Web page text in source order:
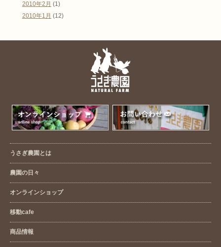
2010年2月 (1)
2010年1月 (12)
うさぎ農園とは
農園の日々
オンラインショップ
移動cafe
商品情報